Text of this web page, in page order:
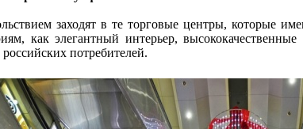
заходят в те торговые центры, которые
как элегантный интерьер,
потребителей.